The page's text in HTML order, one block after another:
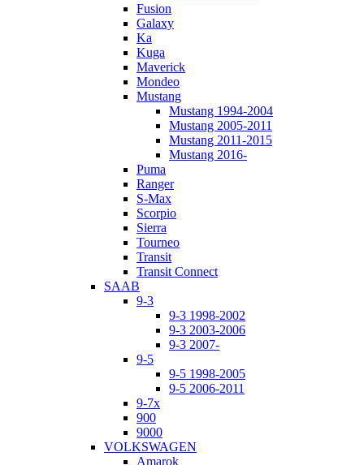
Fusion
Galaxy
Ka
Kuga
Maverick
Mondeo
Mustang
Mustang 1994-2004
Mustang 2005-2011
Mustang 2011-2015
Mustang 2016-
Puma
Ranger
S-Max
Scorpio
Sierra
Tourneo
Transit
Transit Connect
SAAB
9-3
9-3 1998-2002
9-3 2003-2006
9-3 2007-
9-5
9-5 1998-2005
9-5 2006-2011
9-7x
900
9000
VOLKSWAGEN
Amarok